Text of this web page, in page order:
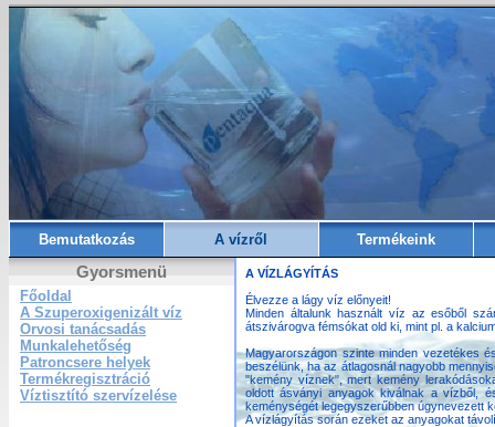
Bemutatkozás A vízről Termékeink
Gyorsmenü
Főoldal
A Szuperoxigenizált víz
Orvosi tanácsadás
Munkalehetőség
Patroncsere helyek
Termékregisztráció
Víztisztító szervízelése
A VÍZLÁGYÍTÁS
Élvezze a lágy víz előnyeit!
Minden általunk használt víz az esőből
átszivárogva fémsókat old ki, mint pl. a
Magyarországon szinte minden vezetékes
beszélünk, ha az átlagosnál nagyobb
"kemény víznek", mert kemény
oldott ásványi anyagok kiválnak a vízből,
keménységét legegyszerűbben úgynevezett
A vízlágyítás során ezeket az anyagokat